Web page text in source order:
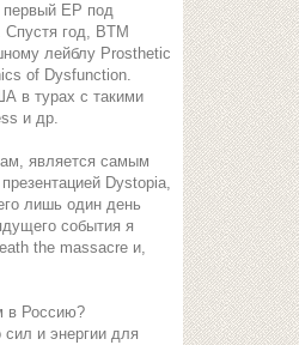
первый EP под
год, BTM
лейблу Prosthetic
of Dysfunction.
в турах с такими
и др.
является самым
Dystopia,
лишь один день
события я
the massacre и,
в Россию?
и энергии для